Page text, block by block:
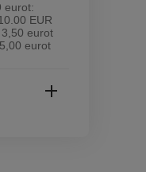
eurot:
EUR
eurot
eurot